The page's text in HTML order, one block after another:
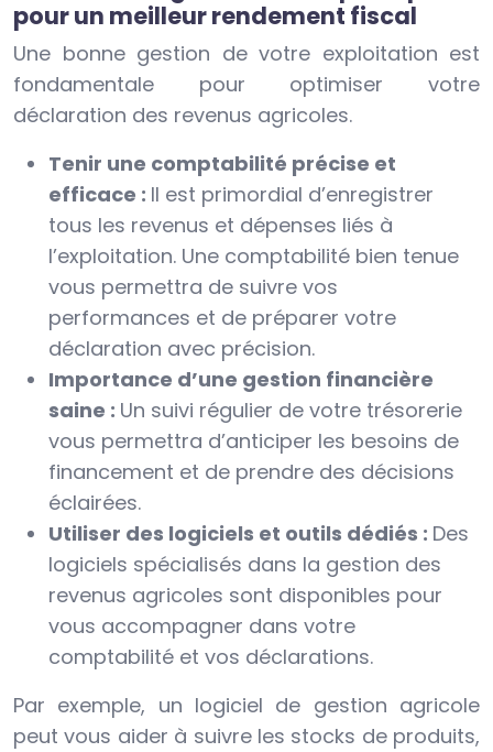
pour un meilleur rendement fiscal
Une bonne gestion de votre exploitation est
fondamentale pour optimiser votre
déclaration des revenus agricoles.
Tenir une comptabilité précise et
efficace : Il est primordial d’enregistrer
tous les revenus et dépenses liés à
l’exploitation. Une comptabilité bien tenue
vous permettra de suivre vos
performances et de préparer votre
déclaration avec précision.
Importance d’une gestion financière
saine : Un suivi régulier de votre trésorerie
vous permettra d’anticiper les besoins de
financement et de prendre des décisions
éclairées.
Utiliser des logiciels et outils dédiés : Des
logiciels spécialisés dans la gestion des
revenus agricoles sont disponibles pour
vous accompagner dans votre
comptabilité et vos déclarations.
Par exemple, un logiciel de gestion agricole
peut vous aider à suivre les stocks de produits,